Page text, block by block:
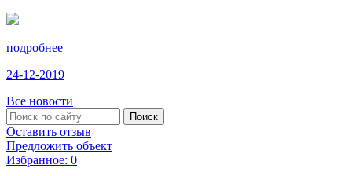
подробнее
24-12-2019
Все новости
Оставить отзыв
Предложить объект
Избранное: 0